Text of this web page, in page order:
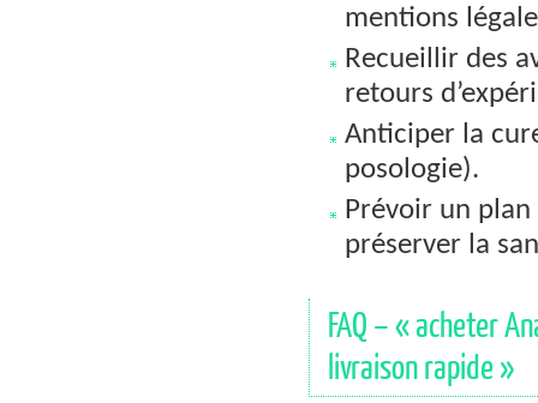
mentions
Recueillir des
retours
Anticiper la
posologie).
Prévoir un plan
préserver la
FAQ – « acheter
livraison rapide »